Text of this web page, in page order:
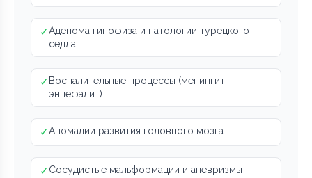
✓Аденома гипофиза и патологии турецкого
седла
✓ Воспалительные процессы (менингит,
энцефалит)
✓Аномалии развития головного мозга
✓Сосудистые мальформации и аневризмы